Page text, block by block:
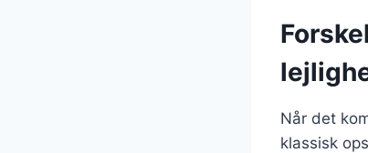
Når det
klassisk